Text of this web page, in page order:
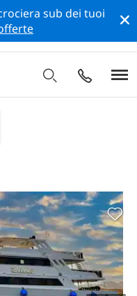
sub dei tuoi